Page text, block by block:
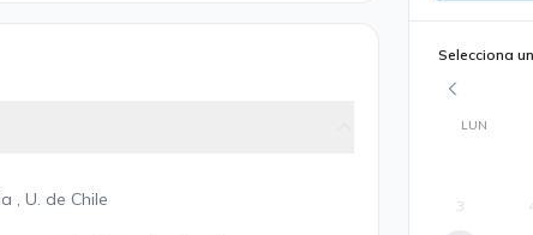
, U. de Chile
Selecciona
LUN
3